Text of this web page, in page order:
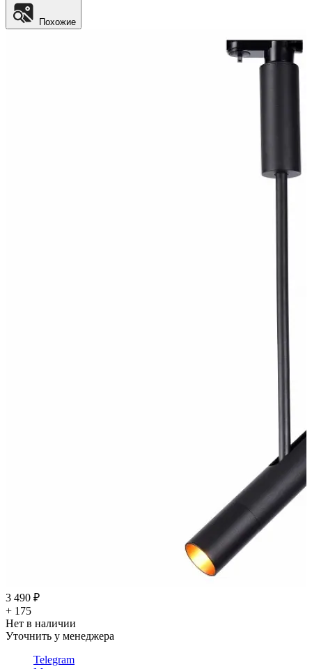
Похожие
3 490 ₽
+ 175
Нет в наличии
Уточнить у менеджера
Telegram